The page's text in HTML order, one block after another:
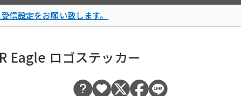
信設定をお願い致します。
Eagle ロゴステッカー